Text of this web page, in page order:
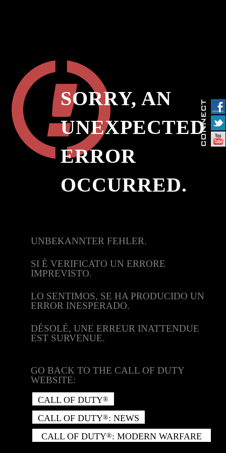
SORRY, AN
UNEXPECTED
ERROR
OCCURRED.
UNBEKANNTER FEHLER.
SI È VERIFICATO UN ERRORE
IMPREVISTO.
LO SENTIMOS, SE HA PRODUCIDO UN
ERROR INESPERADO.
DÉSOLÉ, UNE ERREUR INATTENDUE
EST SURVENUE.
GO BACK TO THE CALL OF DUTY
WEBSITE:
CALL OF DUTY®
CALL OF DUTY®: NEWS
CALL OF DUTY®: MODERN WARFARE